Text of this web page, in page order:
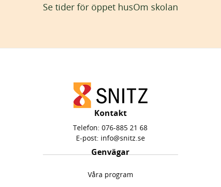
Se tider för öppet husOm skolan
Kontakt
Telefon:076-885 21 68
E-post: info@snitz.se
Genvägar
Våra program